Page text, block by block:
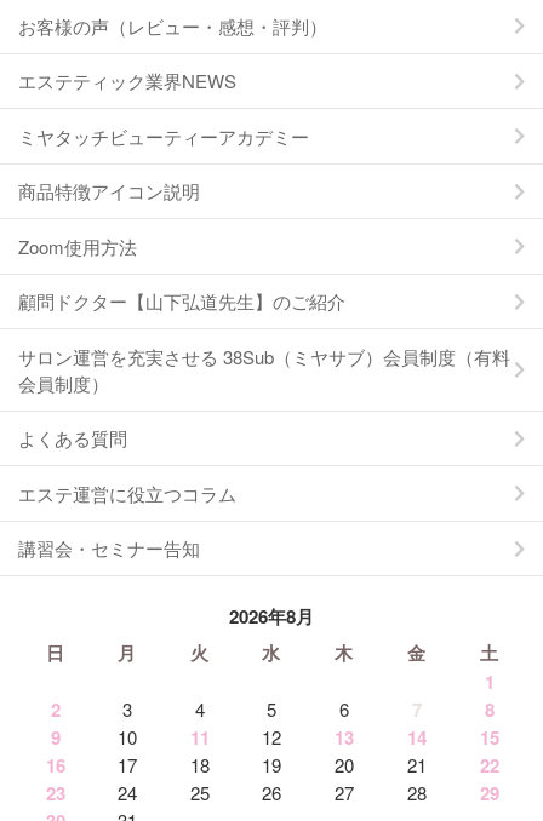
お客様の声（レビュー・感想・評判）
エステティック業界NEWS
ミヤタッチビューティーアカデミー
商品特徴アイコン説明
Zoom使用方法
顧問ドクター【山下弘道先生】のご紹介
サロン運営を充実させる 38Sub（ミヤサブ）会員制度（有料
会員制度）
よくある質問
エステ運営に役立つコラム
講習会・セミナー告知
2026年8月
日
月 火 水 木 金
土
1
2
3 4 5 6 7
8
9
10 11 12 13 14
15
16
17 18 19 20 21
22
23
24 25 26 27 28
29